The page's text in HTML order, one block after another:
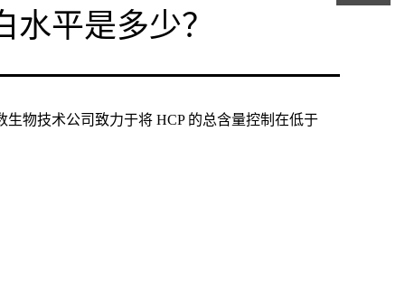
平是多少？
物技术公司致力于将 HCP 的总含量控制在低于